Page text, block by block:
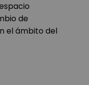
de
el ámbito del